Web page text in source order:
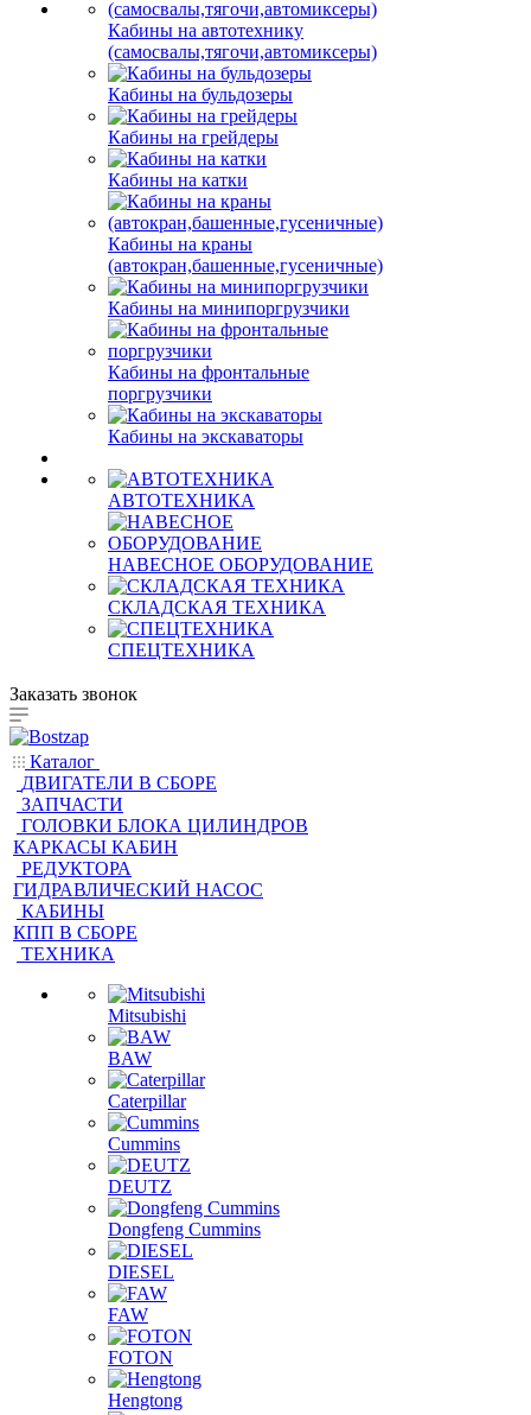
Кабины на автотехнику
(самосвалы,тягочи,автомиксеры)
Кабины на бульдозеры
Кабины на грейдеры
Кабины на катки
Кабины на краны
(автокран,башенные,гусеничные)
Кабины на минипоргрузчики
Кабины на фронтальные
поргрузчики
Кабины на экскаваторы
АВТОТЕХНИКА
НАВЕСНОЕ ОБОРУДОВАНИЕ
СКЛАДСКАЯ ТЕХНИКА
СПЕЦТЕХНИКА
Заказать звонок
Каталог
ДВИГАТЕЛИ В СБОРЕ
ЗАПЧАСТИ
ГОЛОВКИ БЛОКА ЦИЛИНДРОВ
КАРКАСЫ КАБИН
РЕДУКТОРА
ГИДРАВЛИЧЕСКИЙ НАСОС
КАБИНЫ
КПП В СБОРЕ
ТЕХНИКА
Mitsubishi
BAW
Caterpillar
Cummins
DEUTZ
Dongfeng Cummins
DIESEL
FAW
FOTON
Hengtong